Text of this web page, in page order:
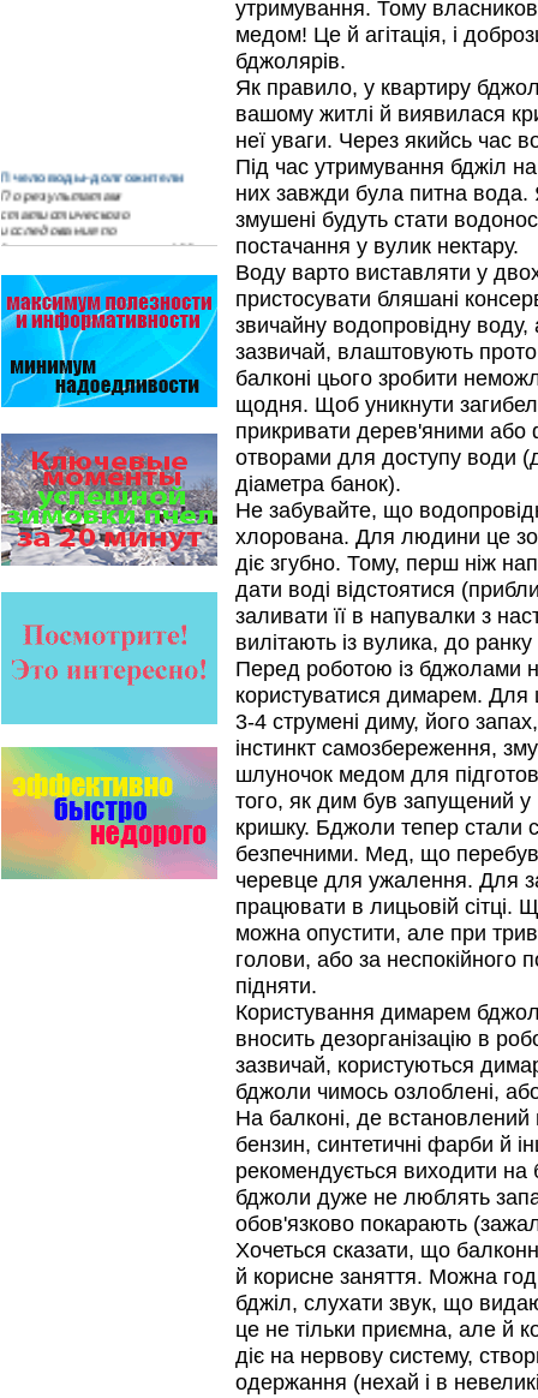
Пчеловоды-долгожители
По результатам
статистического
исследования по
долгожителям старше 100
Проблема варроатоза пчел
решена! -
поочередное применение
препаратов ЗАО
АГРОБИОПРОМ
Апидез,
Варроадез,Амипол-Т,…
Варроадез - это лучшее
современное средство
для лечения варроатоза и
действует на два вида
клеща…
Препараты для лечения пчел
ЗАО АГРОБИОПРОМ
показатели сохранности
пасеки.
Прополис играет решающую
роль в жизни пчелиной
Он обеспечивает безупречную
чистоту улья, или древесного
дупла, где…
Пчёлы умеют считать до
четырёх.
Проведя серию
экспериментов, учёные
выяснили, что медоносные
утримування. Тому
медом! Це й агітація, і
бджолярів.
Як правило, у квартиру
вашому житлі й виявилася
неї уваги. Через якийсь час
Під час утримування бджіл
них завжди була питна
змушені будуть стати
постачання у вулик нектару.
Воду варто виставляти у
пристосувати бляшані
звичайну водопровідну воду,
зазвичай, влаштовують
балконі цього зробити
щодня. Щоб уникнути
прикривати дерев'яними
отворами для доступу води
діаметра банок).
Не забувайте, що
хлорована. Для людини це
діє згубно. Тому, перш ніж
дати воді відстоятися
заливати її в напувалки з
вилітають із вулика, до
Перед роботою із бджолами
користуватися димарем. Для
3-4 струмені диму, його
інстинкт самозбереження,
шлуночок медом для
того, як дим був запущений у
кришку. Бджоли тепер стали
безпечними. Мед, що
черевце для ужалення. Для
працювати в лицьовій сітці.
можна опустити, але при
голови, або за неспокійного
підняти.
Користування димарем
вносить дезорганізацію в
зазвичай, користуються
бджоли чимось озлоблені,
На балконі, де встановлений
бензин, синтетичні фарби й
рекомендується виходити на
бджоли дуже не люблять
обов'язково покарають
Хочеться сказати, що
й корисне заняття. Можна
бджіл, слухати звук, що
це не тільки приємна, але й
діє на нервову систему,
одержання (нехай і в